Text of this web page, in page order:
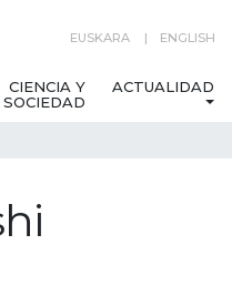
EUSKARA ENGLISH
CIENCIA Y
SOCIEDAD
ACTUALIDAD